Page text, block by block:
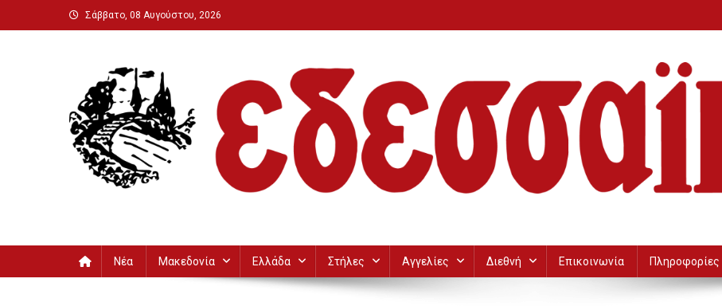
Μεταπηδήστε
στο
Σάββατο, 08 Αυγούστου, 2026
Νέα Μακεδονία Ελλάδα Στήλες Αγγελίες Διεθνή Επικοινωνία Πληροφορίες